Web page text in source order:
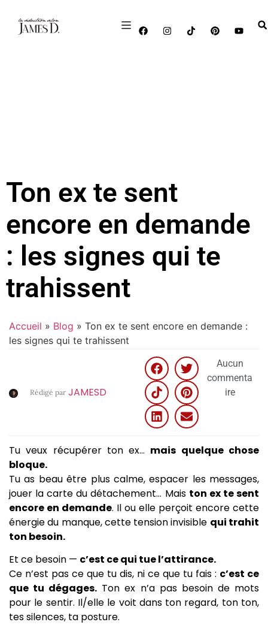
Ton ex te sent
encore en demande
: les signes qui te
trahissent
Accueil » Blog » Ton ex te sent encore en demande :
les signes qui te trahissent
Rédigé par JAMESD
Aucun
commenta
ire
Tu veux récupérer ton ex… mais quelque chose
bloque.
Tu as beau être plus calme, espacer les messages,
jouer la carte du détachement… Mais ton ex te sent
encore en demande. Il ou elle perçoit encore cette
énergie du manque, cette tension invisible qui trahit
ton besoin.
Et ce besoin — c’est ce qui tue l’attirance.
Ce n’est pas ce que tu dis, ni ce que tu fais : c’est ce
que tu dégages. Ton ex n’a pas besoin de mots
pour le sentir. Il/elle le voit dans ton regard, ton ton,
tes silences, ta posture.